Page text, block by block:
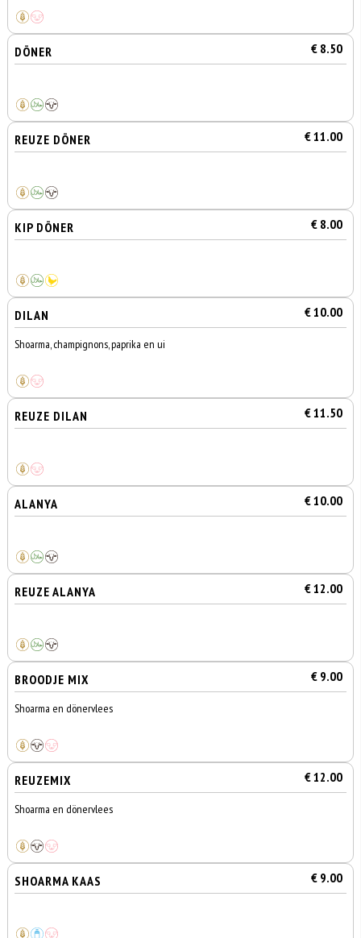
DÖNER € 8.50
REUZE DÖNER € 11.00
KIP DÖNER € 8.00
DILAN € 10.00
Shoarma, champignons, paprika en ui
REUZE DILAN € 11.50
ALANYA € 10.00
REUZE ALANYA € 12.00
BROODJE MIX € 9.00
Shoarma en dönervlees
REUZEMIX € 12.00
Shoarma en dönervlees
SHOARMA KAAS € 9.00